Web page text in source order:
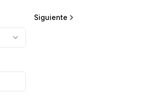
Siguiente